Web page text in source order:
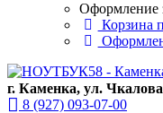
Оформление
Корзина
г. Каменка, ул.
8 (927) 093-07-00